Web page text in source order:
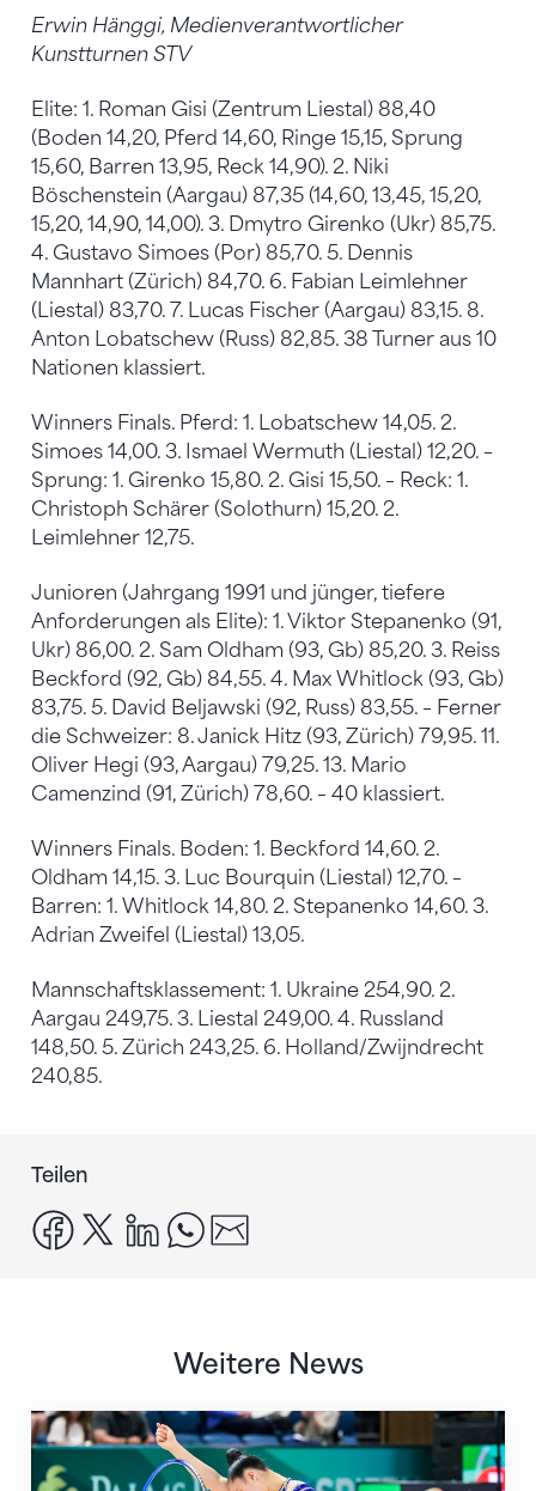
Erwin Hänggi, Medienverantwortlicher
Kunstturnen STV
Elite: 1. Roman Gisi (Zentrum Liestal) 88,40
(Boden 14,20, Pferd 14,60, Ringe 15,15, Sprung
15,60, Barren 13,95, Reck 14,90). 2. Niki
Böschenstein (Aargau) 87,35 (14,60, 13,45, 15,20,
15,20, 14,90, 14,00). 3. Dmytro Girenko (Ukr) 85,75.
4. Gustavo Simoes (Por) 85,70. 5. Dennis
Mannhart (Zürich) 84,70. 6. Fabian Leimlehner
(Liestal) 83,70. 7. Lucas Fischer (Aargau) 83,15. 8.
Anton Lobatschew (Russ) 82,85. 38 Turner aus 10
Nationen klassiert.
Winners Finals. Pferd: 1. Lobatschew 14,05. 2.
Simoes 14,00. 3. Ismael Wermuth (Liestal) 12,20. –
Sprung: 1. Girenko 15,80. 2. Gisi 15,50. – Reck: 1.
Christoph Schärer (Solothurn) 15,20. 2.
Leimlehner 12,75.
Junioren (Jahrgang 1991 und jünger, tiefere
Anforderungen als Elite): 1. Viktor Stepanenko (91,
Ukr) 86,00. 2. Sam Oldham (93, Gb) 85,20. 3. Reiss
Beckford (92, Gb) 84,55. 4. Max Whitlock (93, Gb)
83,75. 5. David Beljawski (92, Russ) 83,55. – Ferner
die Schweizer: 8. Janick Hitz (93, Zürich) 79,95. 11.
Oliver Hegi (93, Aargau) 79,25. 13. Mario
Camenzind (91, Zürich) 78,60. – 40 klassiert.
Winners Finals. Boden: 1. Beckford 14,60. 2.
Oldham 14,15. 3. Luc Bourquin (Liestal) 12,70. –
Barren: 1. Whitlock 14,80. 2. Stepanenko 14,60. 3.
Adrian Zweifel (Liestal) 13,05.
Mannschaftsklassement: 1. Ukraine 254,90. 2.
Aargau 249,75. 3. Liestal 249,00. 4. Russland
148,50. 5. Zürich 243,25. 6. Holland/Zwijndrecht
240,85.
Teilen
facebook
x linkedinwhatsapp
Weitere News
Nächster Halt: Weltmeisterschaft